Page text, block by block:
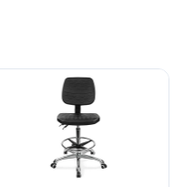
aluminiumbas för
kontor/labb